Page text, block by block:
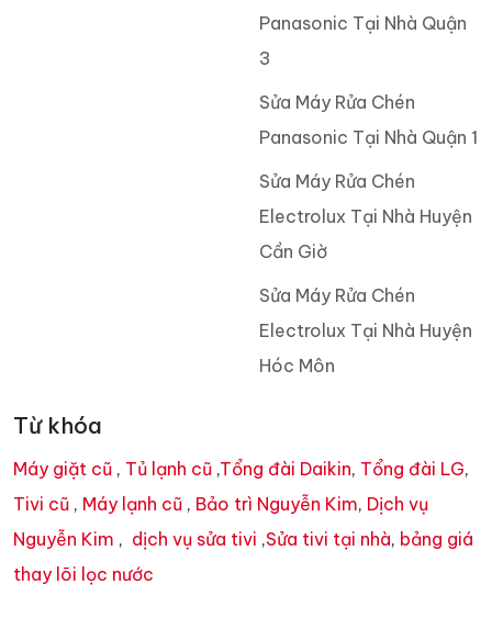
Panasonic Tại Nhà Quận
3
Sửa Máy Rửa Chén
Panasonic Tại Nhà Quận 1
Sửa Máy Rửa Chén
Electrolux Tại Nhà Huyện
Cần Giờ
Sửa Máy Rửa Chén
Electrolux Tại Nhà Huyện
Hóc Môn
Từ khóa
Máy giặt cũ , Tủ lạnh cũ ,Tổng đài Daikin, Tổng đài LG,
Tivi cũ , Máy lạnh cũ , Bảo trì Nguyễn Kim, Dịch vụ
Nguyễn Kim , dịch vụ sửa tivi ,Sửa tivi tại nhà, bảng giá
thay lõi lọc nước